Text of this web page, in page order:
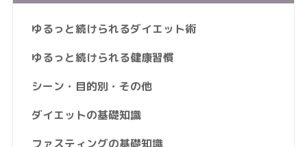
ゆるっと続けられるダイエット術
ゆるっと続けられる健康習慣
シーン・目的別・その他
ダイエットの基礎知識
ファスティングの基礎知識